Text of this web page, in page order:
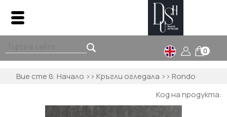
0
Вие сте в: Начало >> Кръгли огледала >> Rondo
Код на продукта: